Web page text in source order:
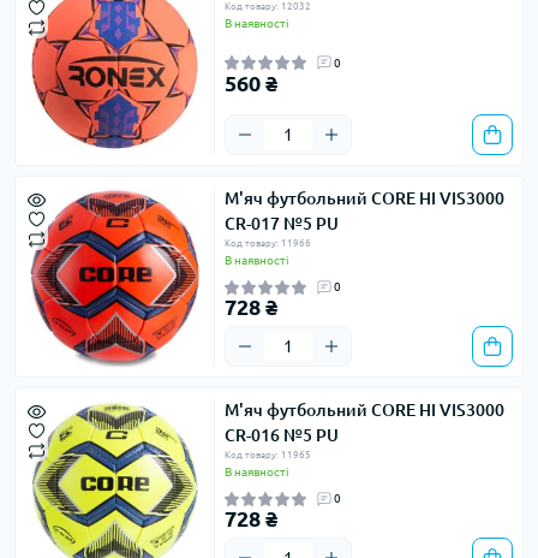
Код товару: 12032
В наявності
0
560 ₴
М'яч футбольний CORE HI VIS3000
CR-017 №5 PU
Код товару: 11966
В наявності
0
728 ₴
М'яч футбольний CORE HI VIS3000
CR-016 №5 PU
Код товару: 11965
В наявності
0
728 ₴